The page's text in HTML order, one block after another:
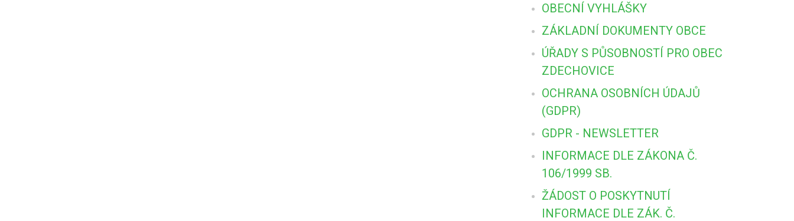
OBECNÍ VYHLÁŠKY
ZÁKLADNÍ DOKUMENTY OBCE
ÚŘADY S PŮSOBNOSTÍ PRO OBEC
ZDECHOVICE
OCHRANA OSOBNÍCH ÚDAJŮ
(GDPR)
GDPR - NEWSLETTER
INFORMACE DLE ZÁKONA Č.
106/1999 SB.
ŽÁDOST O POSKYTNUTÍ
INFORMACE DLE ZÁK. Č.